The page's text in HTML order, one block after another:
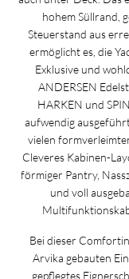
hohem Süllrand,
Steuerstand aus
ermöglicht es, die
Exklusive und
ANDERSEN
HARKEN und
aufwendig
vielen
Cleveres Kabinen-
förmiger Pantry,
und voll
Bei dieser
Arvika gebauten
gepflegtes